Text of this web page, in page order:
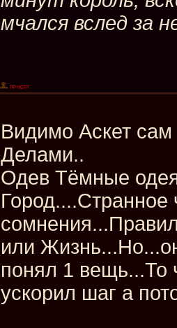
мчался вслед за
Видимо Аскет
Делами..
Одев Тёмные
Город....Странное
или
понял 1 вещь...То
ускорил шаг а